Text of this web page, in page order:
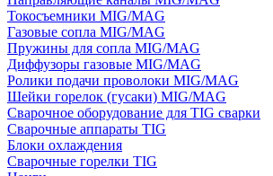
Токосъемники MIG/MAG
Газовые сопла MIG/MAG
Пружины для сопла MIG/MAG
Диффузоры газовые MIG/MAG
Ролики подачи проволоки MIG/MAG
Шейки горелок (гусаки) MIG/MAG
Сварочное оборудование для TIG сварки
Сварочные аппараты TIG
Блоки охлаждения
Сварочные горелки TIG